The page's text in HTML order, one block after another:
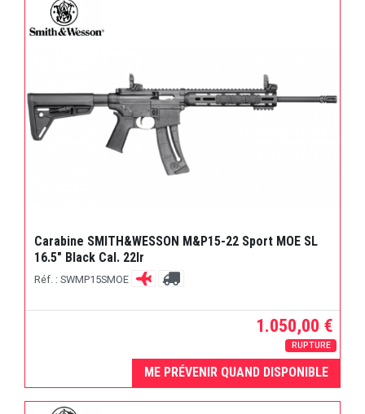
Carabine SMITH&WESSON M&P15-22 Sport MOE SL
16.5" Black Cal. 22lr
Réf. : SWMP15SMOE
1.050,00 €
RUPTURE
ME PRÉVENIR QUAND DISPONIBLE